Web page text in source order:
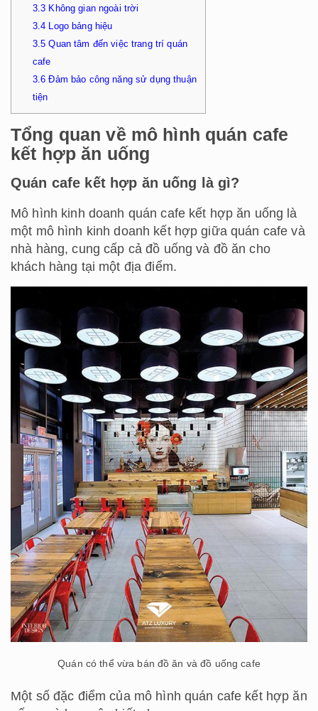
3.3 Không gian ngoài trời
3.4 Logo bảng hiệu
3.5 Quan tâm đến việc trang trí quán
cafe
3.6 Đảm bảo công năng sử dụng thuận
tiện
Tổng quan về mô hình quán cafe
kết hợp ăn uống
Quán cafe kết hợp ăn uống là gì?
Mô hình kinh doanh quán cafe kết hợp ăn uống là
một mô hình kinh doanh kết hợp giữa quán cafe và
nhà hàng, cung cấp cả đồ uống và đồ ăn cho
khách hàng tại một địa điểm.
Quán có thể vừa bán đồ ăn và đồ uống cafe
Một số đặc điểm của mô hình quán cafe kết hợp ăn